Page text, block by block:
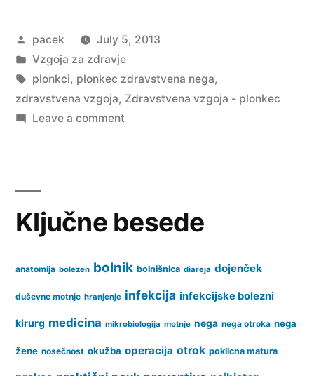
Posted
by
pacek
July 5, 2013
Posted
in
Vzgoja za zdravje
Tags:
plonkci, plonkec zdravstvena nega,
zdravstvena vzgoja, Zdravstvena vzgoja - plonkec
Leave a commenton
Ključne besede
anatomija bolezen bolnik bolnišnica diareja dojenček
duševne motnje hranjenje infekcija infekcijske bolezni
kirurg medicina mikrobiologija motnje nega nega otroka nega
žene nosečnost okužba operacija otrok poklicna matura